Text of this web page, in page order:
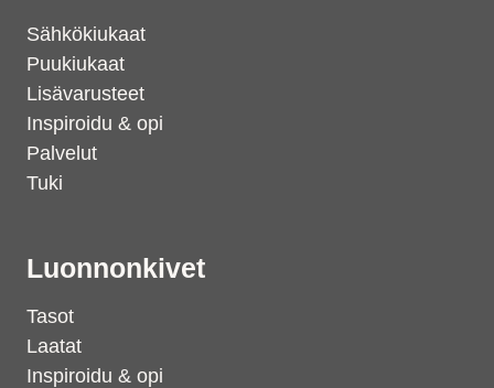
Sähkökiukaat
Puukiukaat
Lisävarusteet
Inspiroidu & opi
Palvelut
Tuki
Luonnonkivet
Tasot
Laatat
Inspiroidu & opi